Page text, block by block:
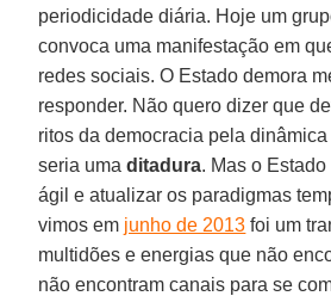
periodicidade diária. Hoje um
convoca uma manifestação em
redes sociais. O Estado demora
responder. Não quero dizer que
ritos da democracia pela dinâmica
seria umaditadura. Mas o
ágil e atualizar os paradigmas
vimos em junho de 2013 foi um
multidões e energias que não
não encontram canais para se